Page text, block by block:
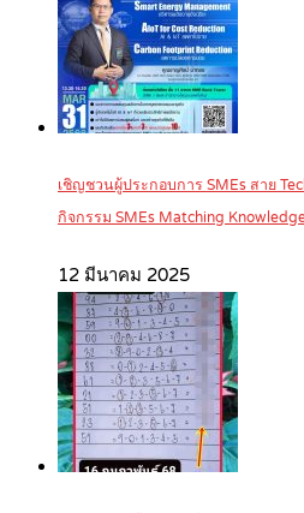
เชิญชวนผู้ประกอบการ SMEs สาย
กิจกรรม SMEs Matching
12 มีนาคม 2025